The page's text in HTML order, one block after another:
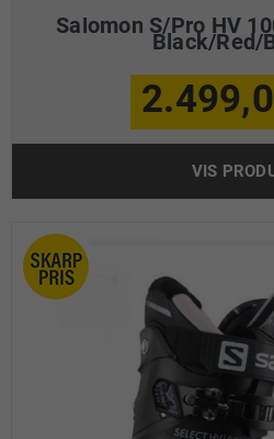
Salomon S/Pro HV
Black/Red/
VIS